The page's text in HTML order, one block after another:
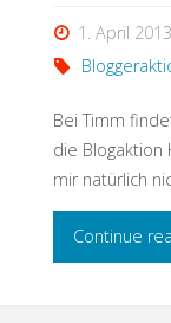
1. April 2013
Bei Timm
die Blogaktion
mir natürlich
Continue